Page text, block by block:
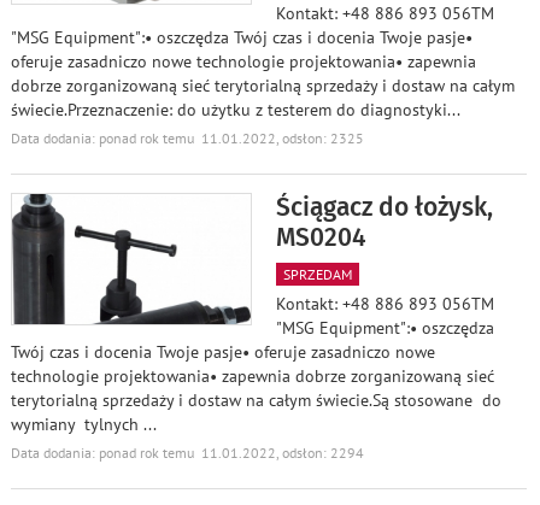
Kontakt: +48 886 893 056TM
"MSG Equipment":• oszczędza Twój czas i docenia Twoje pasje•
oferuje zasadniczo nowe technologie projektowania• zapewnia
dobrze zorganizowaną sieć terytorialną sprzedaży i dostaw na całym
świecie.Przeznaczenie: do użytku z testerem do diagnostyki...
Data dodania: ponad rok temu 11.01.2022, odsłon: 2325
Ściągacz do łożysk,
MS0204
SPRZEDAM
Kontakt: +48 886 893 056TM
"MSG Equipment":• oszczędza
Twój czas i docenia Twoje pasje• oferuje zasadniczo nowe
technologie projektowania• zapewnia dobrze zorganizowaną sieć
terytorialną sprzedaży i dostaw na całym świecie.Są stosowane do
wymiany tylnych ...
Data dodania: ponad rok temu 11.01.2022, odsłon: 2294